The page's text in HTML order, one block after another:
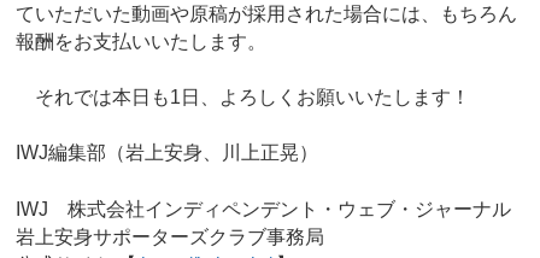
ていただいた動画や原稿が採用された場合には、もちろん
報酬をお支払いいたします。
それでは本日も1日、よろしくお願いいたします！
IWJ編集部（岩上安身、川上正晃）
IWJ 株式会社インディペンデント・ウェブ・ジャーナル
岩上安身サポーターズクラブ事務局